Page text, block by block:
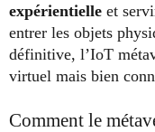
expérientielle et
entrer les objets
définitive, l’IoT
virtuel mais bien
Comment le